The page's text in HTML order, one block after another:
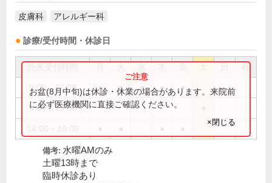
皮膚科 アレルギー科
診療/受付時間・休診日
祝
9:00～12:00 ● ● ● ● ●
9:00～13:00
お盆(8月中旬)は休診・休業の場合があります。来院前
に必ず医療機関に直接ご確認ください。
×閉じる
備考: 水曜AMのみ
土曜13時まで
臨時休診あり